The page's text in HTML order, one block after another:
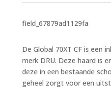
field_67879ad1129fa
De Global 70XT CF is een
merk DRU. Deze haard is
deze in een bestaande
geheel zorgt voor een